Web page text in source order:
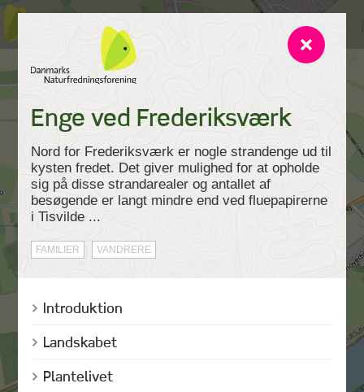
Enge ved Frederiksværk
Nord for Frederiksværk er nogle strandenge ud til
kysten fredet. Det giver mulighed for at opholde
sig på disse strandarealer og antallet af
besøgende er langt mindre end ved fluepapirerne
i Tisvilde ...
FAMILIER VANDRERE
Introduktion
Landskabet
Plantelivet